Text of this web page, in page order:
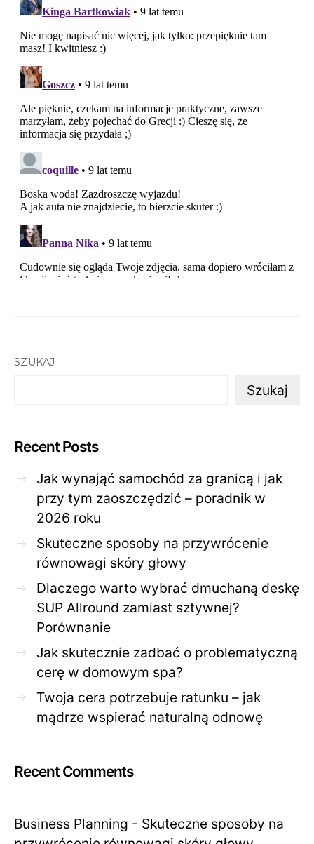
SZUKAJ
Szukaj
Recent Posts
Jak wynająć samochód za granicą i jak
przy tym zaoszczędzić – poradnik w
2026 roku
Skuteczne sposoby na przywrócenie
równowagi skóry głowy
Dlaczego warto wybrać dmuchaną deskę
SUP Allround zamiast sztywnej?
Porównanie
Jak skutecznie zadbać o problematyczną
cerę w domowym spa?
Twoja cera potrzebuje ratunku – jak
mądrze wspierać naturalną odnowę
Recent Comments
Business Planning - Skuteczne sposoby na